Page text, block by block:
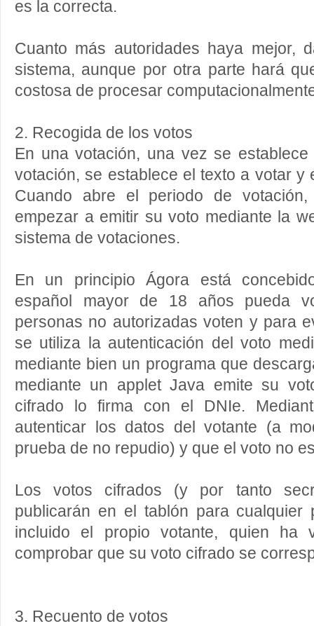
es la correcta.
Cuanto más autoridades haya mejor,
sistema, aunque por otra parte hará
costosa de procesar
2. Recogida de los votos
En una votación, una vez se
votación, se establece el texto a votar y
Cuando abre el periodo de
empezar a emitir su voto mediante la
sistema de votaciones.
En un principio Ágora está
español mayor de 18 años pueda
personas no autorizadas voten y para
se utiliza la autenticación del voto
mediante bien un programa que
mediante un applet Java emite su
cifrado lo firma con el DNIe.
autenticar los datos del votante (a
prueba de no repudio) y que el voto no
Los votos cifrados (y por tanto
publicarán en el tablón para cualquier
incluido el propio votante, quien
comprobar que su voto cifrado se
3. Recuento de votos